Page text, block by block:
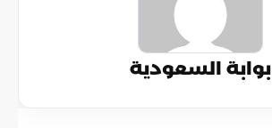
بوابة السعودية